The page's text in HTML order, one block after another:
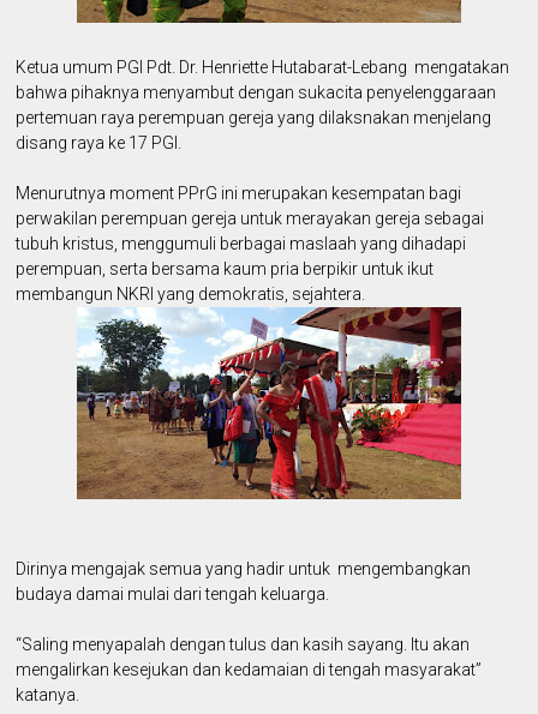
Ketua umum PGI Pdt. Dr. Henriette Hutabarat-Lebang mengatakan
bahwa pihaknya menyambut dengan sukacita penyelenggaraan
pertemuan raya perempuan gereja yang dilaksnakan menjelang
disang raya ke 17 PGI.
Menurutnya moment PPrG ini merupakan kesempatan bagi
perwakilan perempuan gereja untuk merayakan gereja sebagai
tubuh kristus, menggumuli berbagai maslaah yang dihadapi
perempuan, serta bersama kaum pria berpikir untuk ikut
membangun NKRI yang demokratis, sejahtera.
Dirinya mengajak semua yang hadir untuk mengembangkan
budaya damai mulai dari tengah keluarga.
“Saling menyapalah dengan tulus dan kasih sayang. Itu akan
mengalirkan kesejukan dan kedamaian di tengah masyarakat”
katanya.